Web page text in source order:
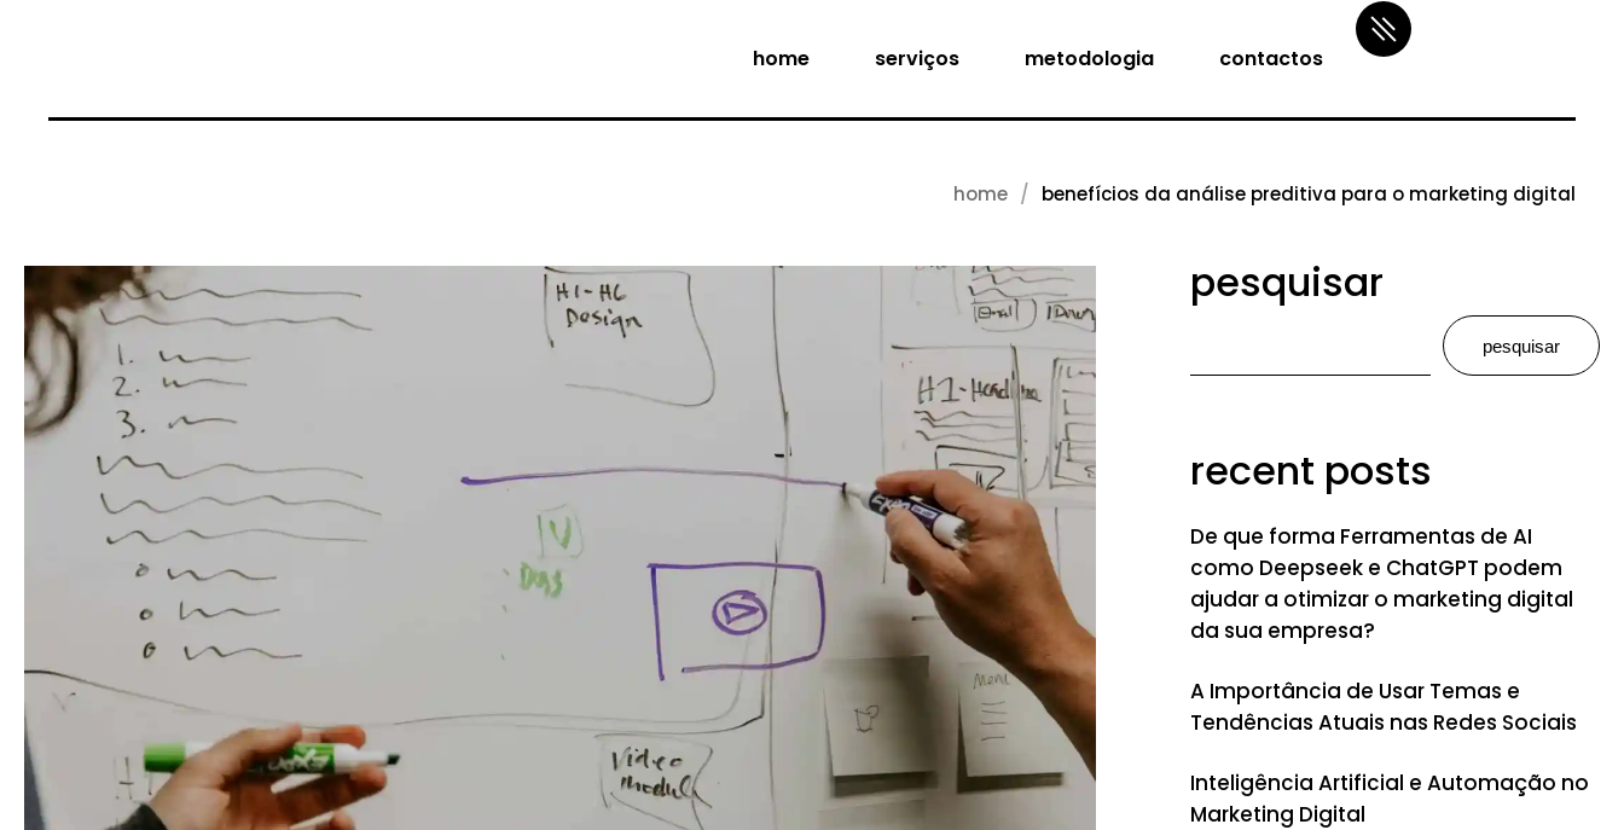
home serviços metodologia contactos
home benefícios da análise preditiva para o marketing digital
pesquisar
pesquisar
recent posts
De que forma Ferramentas de AI
como Deepseek e ChatGPT podem
ajudar a otimizar o marketing digital
da sua empresa?
A Importância de Usar Temas e
Tendências Atuais nas Redes Sociais
Inteligência Artificial e Automação no
Marketing Digital